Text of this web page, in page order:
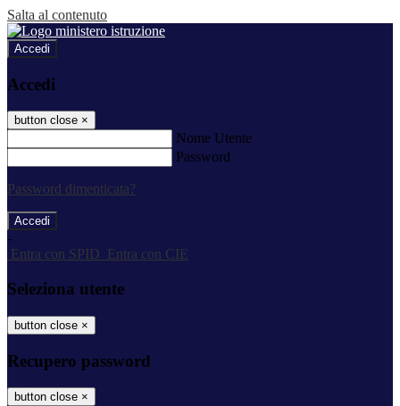
Salta al contenuto
Accedi
Accedi
button close ×
Nome Utente
Password
Password dimenticata?
-
Entra con SPID
Entra con CIE
Seleziona utente
button close ×
Recupero password
button close ×